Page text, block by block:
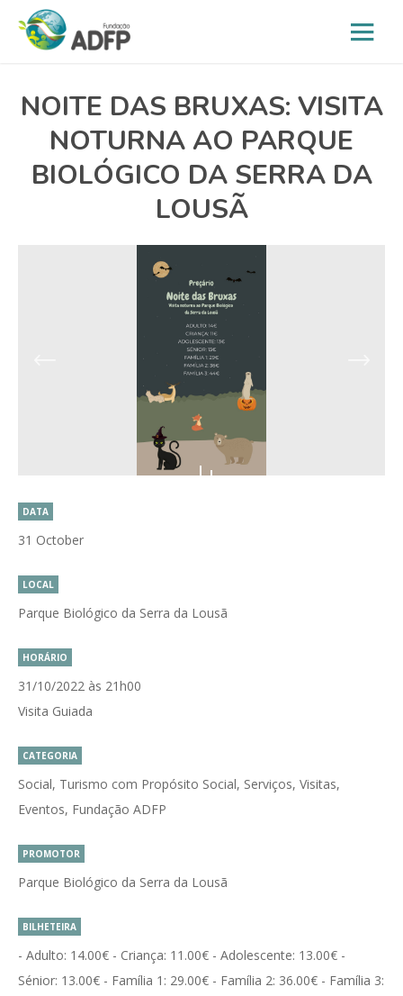
NOITE DAS BRUXAS: VISITA
NOTURNA AO PARQUE
BIOLÓGICO DA SERRA DA
LOUSÃ
DATA
31 October
LOCAL
Parque Biológico da Serra da Lousã
HORÁRIO
31/10/2022 às 21h00
Visita Guiada
CATEGORIA
Social, Turismo com Propósito Social, Serviços, Visitas,
Eventos, Fundação ADFP
PROMOTOR
Parque Biológico da Serra da Lousã
BILHETEIRA
- Adulto: 14.00€ - Criança: 11.00€ - Adolescente: 13.00€ -
Sénior: 13.00€ - Família 1: 29.00€ - Família 2: 36.00€ - Família 3: